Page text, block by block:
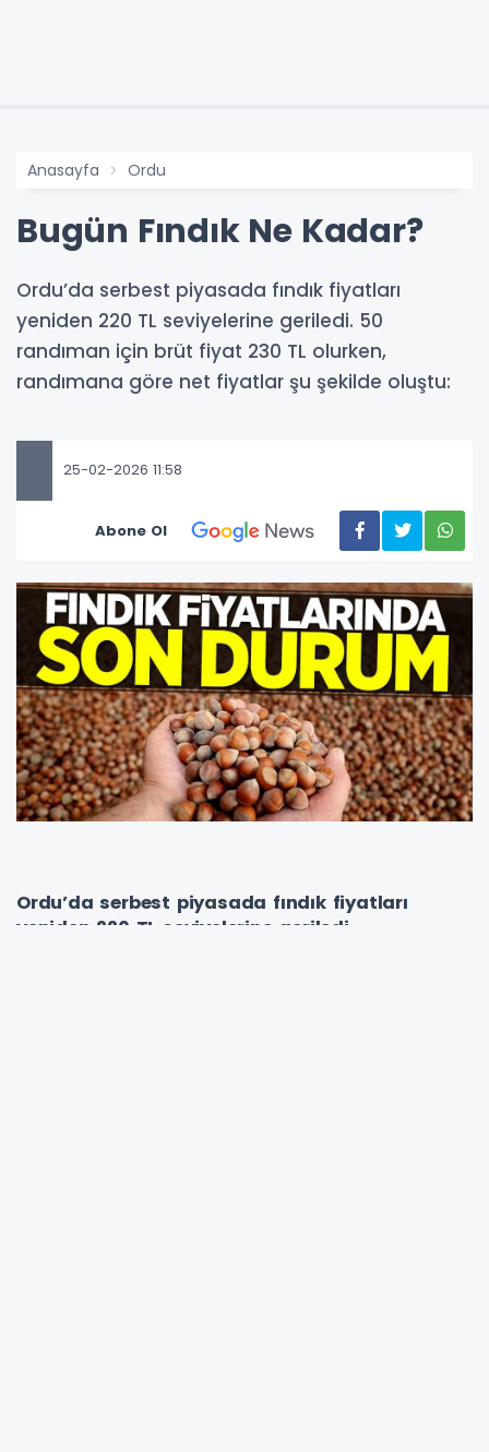
Anasayfa Ordu
Bugün Fındık Ne Kadar?
Ordu’da serbest piyasada fındık fiyatları
yeniden 220 TL seviyelerine geriledi. 50
randıman için brüt fiyat 230 TL olurken,
randımana göre net fiyatlar şu şekilde oluştu:
25-02-2026 11:58
Abone Ol
Ordu’da serbest piyasada fındık fiyatları
yeniden 220 TL seviyelerine geriledi.